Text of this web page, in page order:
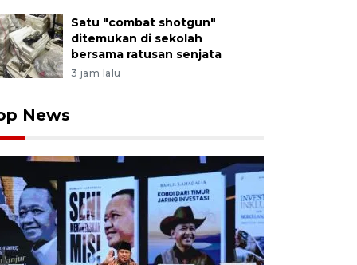
Satu "combat shotgun"
ditemukan di sekolah
bersama ratusan senjata
3 jam lalu
News